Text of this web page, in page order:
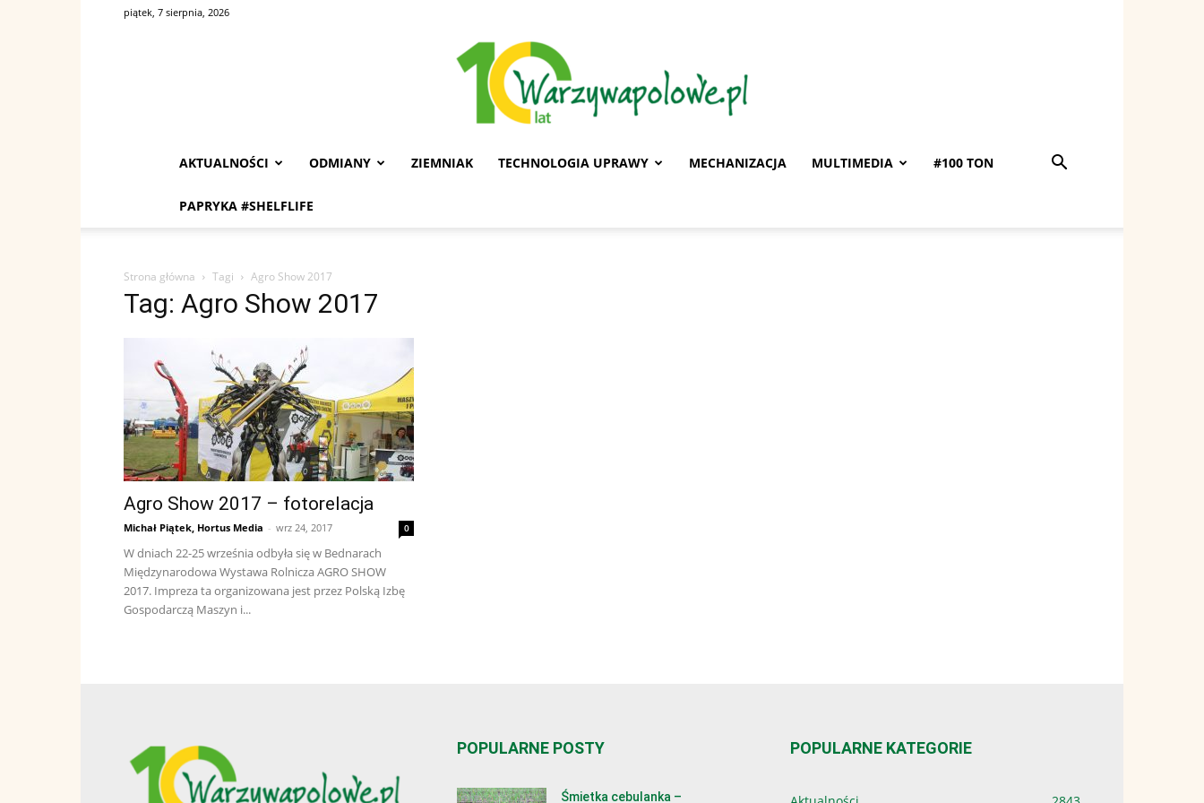
piątek, 7 sierpnia, 2026
AKTUALNOŚCI ODMIANY ZIEMNIAK TECHNOLOGIA UPRAWY MECHANIZACJA MULTIMEDIA #100 TON
PAPRYKA #SHELFLIFE
Strona główna Tagi Agro Show 2017
Tag: Agro Show 2017
Agro Show 2017 – fotorelacja
Michał Piątek, Hortus Media - wrz 24, 2017 0
W dniach 22-25 września odbyła się w Bednarach
Międzynarodowa Wystawa Rolnicza AGRO SHOW
2017. Impreza ta organizowana jest przez Polską Izbę
Gospodarczą Maszyn i...
POPULARNE POSTY
Śmietka cebulanka –
POPULARNE KATEGORIE